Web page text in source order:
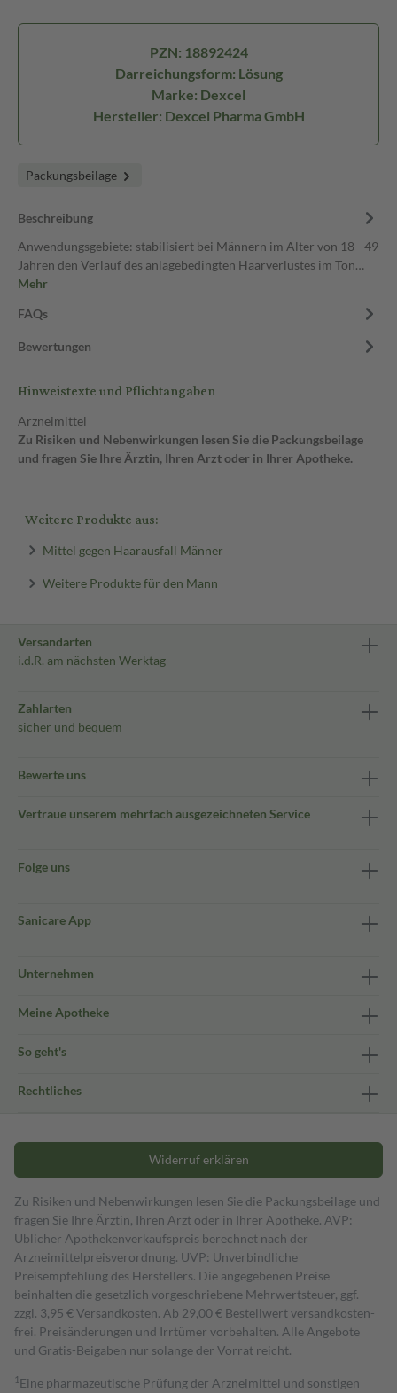
PZN: 18892424
Darreichungsform: Lösung
Marke: Dexcel
Hersteller: Dexcel Pharma GmbH
Packungsbeilage
Beschreibung
Anwendungsgebiete: stabilisiert bei Männern im Alter von 18 - 49
Jahren den Verlauf des anlagebedingten Haarverlustes im Ton…
Mehr
FAQs
Bewertungen
Hinweistexte und Pflichtangaben
Arzneimittel
Zu Risiken und Nebenwirkungen lesen Sie die Packungsbeilage
und fragen Sie Ihre Ärztin, Ihren Arzt oder in Ihrer Apotheke.
Weitere Produkte aus:
Mittel gegen Haarausfall Männer
Weitere Produkte für den Mann
Versandarten
i.d.R. am nächsten Werktag
Zahlarten
sicher und bequem
Bewerte uns
Vertraue unserem mehrfach ausgezeichneten Service
Folge uns
Sanicare App
Unternehmen
Meine Apotheke
So geht's
Rechtliches
Widerruf erklären
Zu Risiken und Nebenwirkungen lesen Sie die Packungsbeilage und
fragen Sie Ihre Ärztin, Ihren Arzt oder in Ihrer Apotheke. AVP:
Üblicher Apothekenverkaufspreis berechnet nach der
Arzneimittelpreisverordnung. UVP: Unverbindliche
Preisempfehlung des Herstellers. Die angegebenen Preise
beinhalten die gesetzlich vorgeschriebene Mehrwertsteuer, ggf.
zzgl. 3,95 € Versandkosten. Ab 29,00 € Bestell­wert versand­kosten­
frei. Preisänderungen und Irrtümer vorbehalten. Alle Angebote
und Gratis-Beigaben nur solange der Vorrat reicht.
1 Eine pharmazeutische Prüfung der Arzneimittel und sonstigen